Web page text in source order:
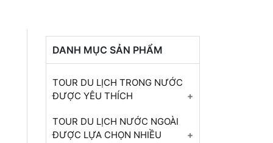
DANH MỤC SẢN PHẨM
TOUR DU LỊCH TRONG NƯỚC
ĐƯỢC YÊU THÍCH
Tour Đà Nẵng - Hội An -
Huế - Quảng Bình
TOUR DU LỊCH NƯỚC NGOÀI
ĐƯỢC LỰA CHỌN NHIỀU